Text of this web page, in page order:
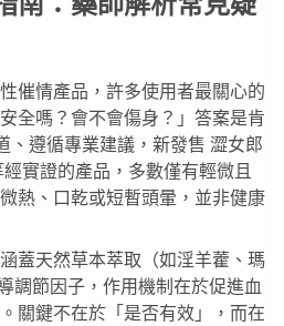
南：藥師解析常見疑
催情產品，許多使用者最關心的
全嗎？會不會傷身？」答案是肯
遵循專業建議， 新發售 澀女郎
經實證的產品，多數僅有輕微且
熱、口乾或短暫頭暈，並非健康
蓋天然草本萃取（如淫羊藿、瑪
調節因子，作用機制在於促進血
關鍵不在於「是否有效」，而在